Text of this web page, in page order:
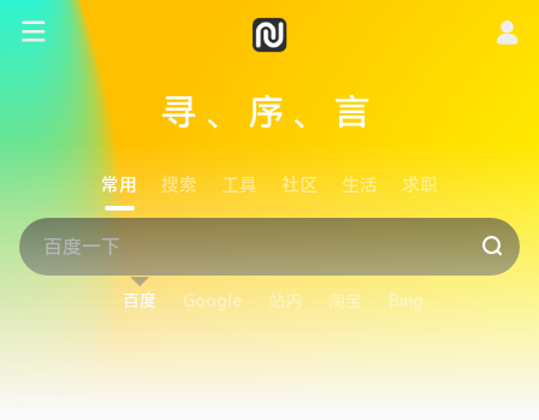
寻、序、言
常用 搜索 工具 社区 生活 求职
百度 Google 站内 淘宝 Bing